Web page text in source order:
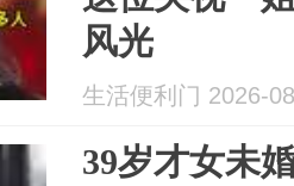
风光
生活便利门 2026-
39岁才女未